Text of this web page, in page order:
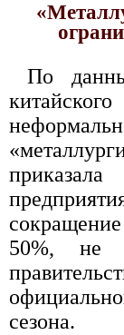
По
50%, не
сезона.